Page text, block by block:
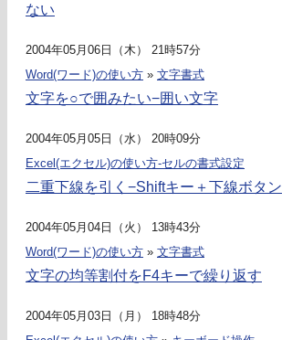
ない
2004年05月06日（木） 21時57分
Word(ワード)の使い方 » 文字書式
文字を○で囲みたい−囲い文字
2004年05月05日（水） 20時09分
Excel(エクセル)の使い方-セルの書式設定
二重下線を引く−Shiftキー＋下線ボタン
2004年05月04日（火） 13時43分
Word(ワード)の使い方 » 文字書式
文字の均等割付をF4キーで繰り返す
2004年05月03日（月） 18時48分